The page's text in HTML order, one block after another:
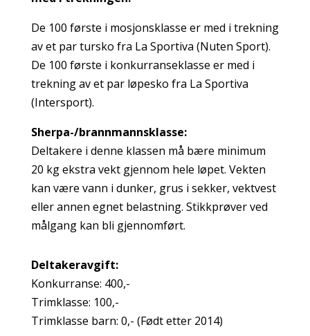
De 100 første i mosjonsklasse er med i trekning
av et par tursko fra La Sportiva (Nuten Sport).
De 100 første i konkurranseklasse er med i
trekning av et par løpesko fra La Sportiva
(Intersport).
Sherpa-/brannmannsklasse:
Deltakere i denne klassen må bære minimum
20 kg ekstra vekt gjennom hele løpet. Vekten
kan være vann i dunker, grus i sekker, vektvest
eller annen egnet belastning. Stikkprøver ved
målgang kan bli gjennomført.
Deltakeravgift:
Konkurranse: 400,-
Trimklasse: 100,-
Trimklasse barn: 0,- (Født etter 2014)